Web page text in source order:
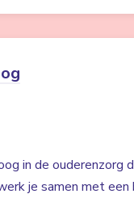
in de ouderenzorg
je samen met